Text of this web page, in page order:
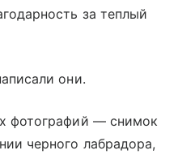
за теплый
они.
фотографий — снимок
черного лабрадора,